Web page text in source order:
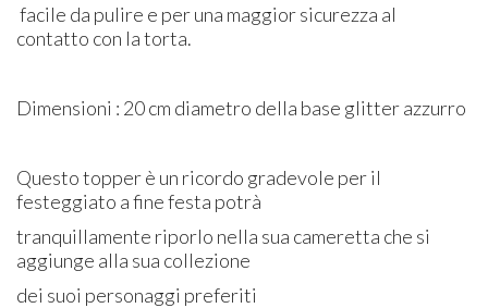
facile da pulire e per una maggior sicurezza al
contatto con la torta.
Dimensioni : 20 cm diametro della base glitter azzurro
Questo topper è un ricordo gradevole per il
festeggiato a fine festa potrà
tranquillamente riporlo nella sua cameretta che si
aggiunge alla sua collezione
dei suoi personaggi preferiti